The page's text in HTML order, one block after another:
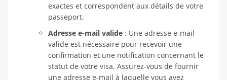
exactes et correspondent aux détails de votre
passeport.
Adresse e-mail valide : Une adresse e-mail
valide est nécessaire pour recevoir une
confirmation et une notification concernant le
statut de votre visa. Assurez-vous de fournir
une adresse e-mail à laquelle vous avez